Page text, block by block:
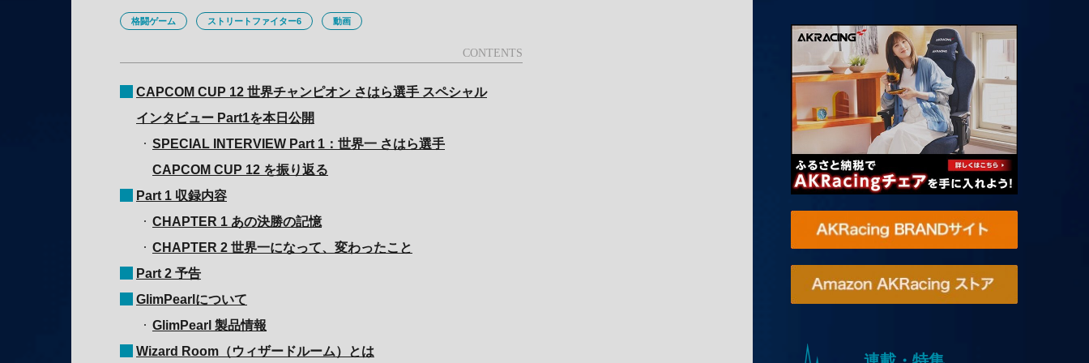
格闘ゲーム ストリートファイター6 動画
CAPCOM CUP 12 世界チャンピオン さはら選手 スペシャル
インタビュー Part1を本日公開
SPECIAL INTERVIEW Part 1：世界一 さはら選手
CAPCOM CUP 12 を振り返る
Part 1 収録内容
CHAPTER 1 あの決勝の記憶
CHAPTER 2 世界一になって、変わったこと
Part 2 予告
GlimPearlについて
GlimPearl 製品情報
Wizard Room（ウィザードルーム）とは